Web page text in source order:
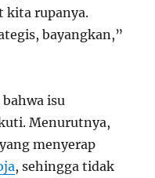
kita rupanya.
bayangkan,”
isu
Menurutnya,
menyerap
, sehingga tidak